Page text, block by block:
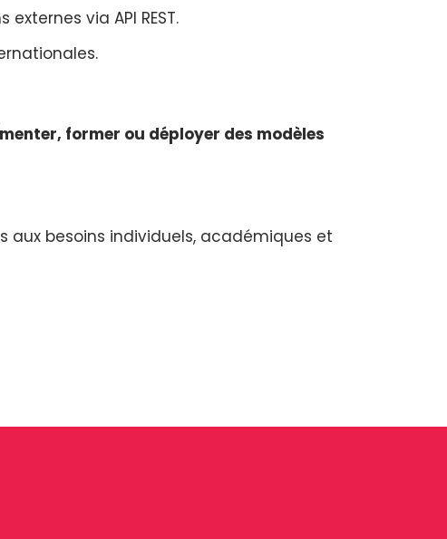
via API REST.
former ou déployer des modèles
aux besoins individuels, académiques et